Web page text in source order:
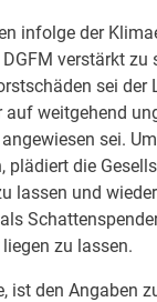
infolge der
verstärkt zu
sei der
auf weitgehend
sei.
plädiert die
lassen und
zu lassen.
ist den Angaben